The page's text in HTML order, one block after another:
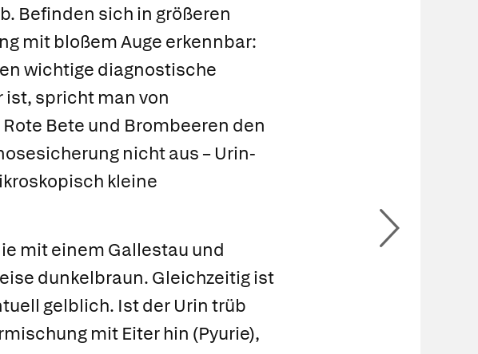
Befinden sich in größeren
mit bloßem Auge erkennbar:
wichtige diagnostische
ist, spricht man von
Bete und Brombeeren den
nicht aus – Urin-
kleine
mit einem Gallestau und
dunkelbraun. Gleichzeitig ist
gelblich. Ist der Urin trüb
mit Eiter hin (Pyurie),